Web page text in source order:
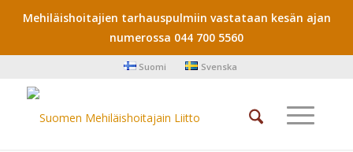
Mehiläishoitajien tarhauspulmiin vastataan kesän ajan
numerossa 044 700 5560
Suomi Svenska